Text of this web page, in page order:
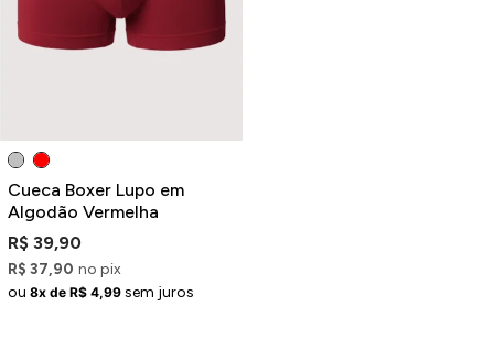
Cueca Boxer Lupo em
Algodão Vermelha
R$ 39,90
R$ 37,90 no pix
ou 8x de R$ 4,99 sem juros